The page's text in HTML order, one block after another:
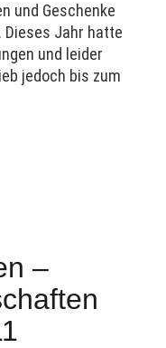
und Geschenke
Dieses Jahr hatte
und leider
jedoch bis zum
–